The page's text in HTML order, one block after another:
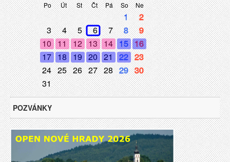
Po Út St Čt Pá So Ne
1
2
3
4 5 6 7 8
9
10 11 12 13 14 15 16
17 18 19 20 21 22 23
24 25 26 27 28 29 30
31
POZVÁNKY